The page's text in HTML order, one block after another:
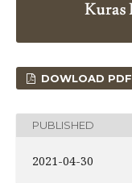
DOWLOAD PDF
PUBLISHED
2021-04-30